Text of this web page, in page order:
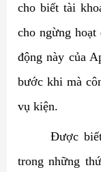
cho biết tài
cho ngừng hoạt
động này của
bước khi mà
vụ kiện.
Được
trong những